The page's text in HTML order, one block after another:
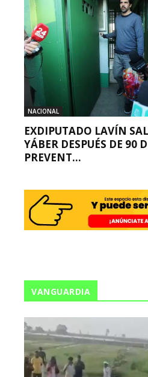
NACIONAL
EXDIPUTADO LAVÍN
YÁBER DESPUÉS DE 90
PREVENT...
VANGUARDIA